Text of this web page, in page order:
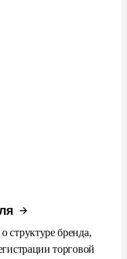
структуре бренда,
торговой